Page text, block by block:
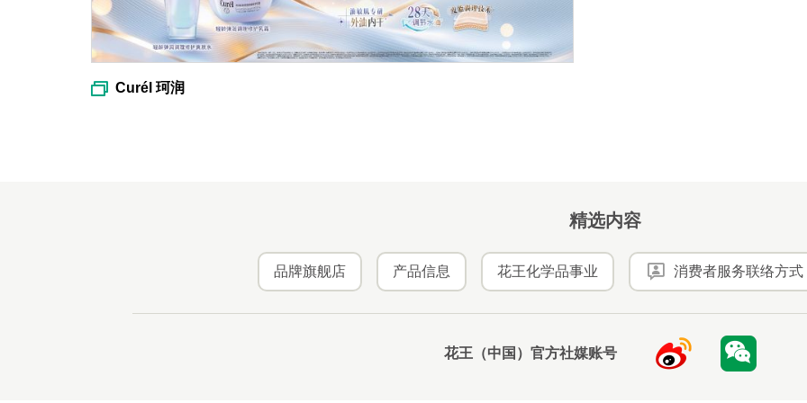
Curél 珂润
精选内容
品牌旗舰店 产品信息 花王化学品事业 消费者服务联络方式
花王（中国）官方社媒账号